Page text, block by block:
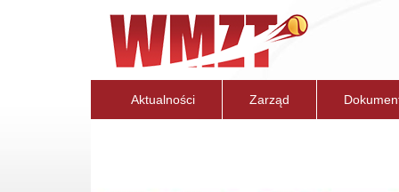
Aktualności Zarząd